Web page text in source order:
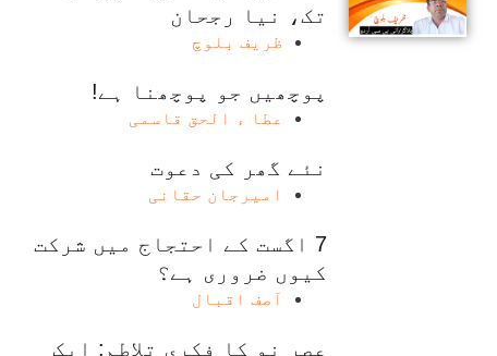
تک، نیا رجحان
ظریف بلوچ
پوچھیں جو پوچھنا ہے!
عطا ء الحق قاسمی
نئے گھر کی دعوت
امیرجان حقانی
7 اگست کے احتجاج میں شرکت
کیوں ضروری ہے؟
آصف اقبال
عصرِ نو کا فکری تلاطم: ایک